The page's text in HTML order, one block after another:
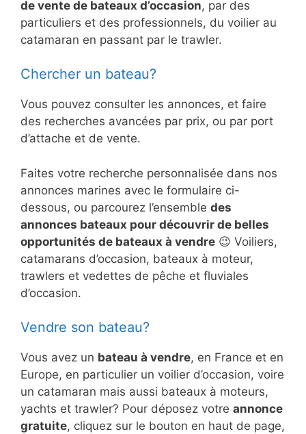
de vente de bateaux d’occasion, par des
particuliers et des professionnels, du voilier au
catamaran en passant par le trawler.
Chercher un bateau?
Vous pouvez consulter les annonces, et faire
des recherches avancées par prix, ou par port
d’attache et de vente.
Faites votre recherche personnalisée dans nos
annonces marines avec le formulaire ci-
dessous, ou parcourez l’ensemble des
annonces bateaux pour découvrir de belles
opportunités de bateaux à vendre 😉 Voiliers,
catamarans d’occasion, bateaux à moteur,
trawlers et vedettes de pêche et fluviales
d’occasion.
Vendre son bateau?
Vous avez un bateau à vendre, en France et en
Europe, en particulier un voilier d’occasion, voire
un catamaran mais aussi bateaux à moteurs,
yachts et trawler? Pour déposez votre annonce
gratuite, cliquez sur le bouton en haut de page,